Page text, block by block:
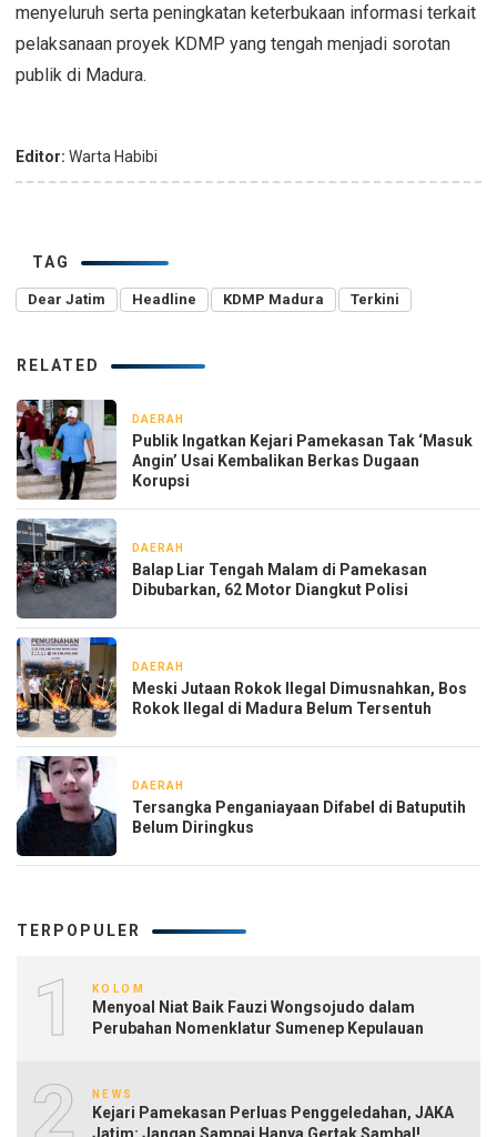
menyeluruh serta peningkatan keterbukaan informasi terkait
pelaksanaan proyek KDMP yang tengah menjadi sorotan
publik di Madura.
Editor: Warta Habibi
TAG
Dear Jatim Headline KDMP Madura Terkini
RELATED
DAERAH
Publik Ingatkan Kejari Pamekasan Tak ‘Masuk
Angin’ Usai Kembalikan Berkas Dugaan
Korupsi
DAERAH
Balap Liar Tengah Malam di Pamekasan
Dibubarkan, 62 Motor Diangkut Polisi
DAERAH
Meski Jutaan Rokok Ilegal Dimusnahkan, Bos
Rokok Ilegal di Madura Belum Tersentuh
DAERAH
Tersangka Penganiayaan Difabel di Batuputih
Belum Diringkus
TERPOPULER
1 KOLOM
Menyoal Niat Baik Fauzi Wongsojudo dalam
Perubahan Nomenklatur Sumenep Kepulauan
2 NEWS
Kejari Pamekasan Perluas Penggeledahan, JAKA